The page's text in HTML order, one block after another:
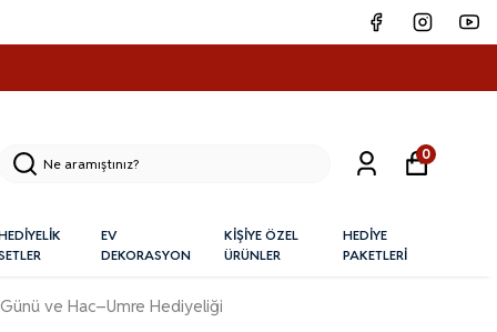
EV
DEKORASYON
KİŞİYE ÖZEL
ÜRÜNLER
HEDİYE
PAKETLERİ
0
ve Hac–Umre Hediyeliği